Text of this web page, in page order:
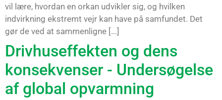
vil lære, hvordan en orkan udvikler sig, og hvilken
indvirkning ekstremt vejr kan have på samfundet. Det
gør de ved at sammenligne [...]
Drivhuseffekten og dens
konsekvenser - Undersøgelse
af global opvarmning